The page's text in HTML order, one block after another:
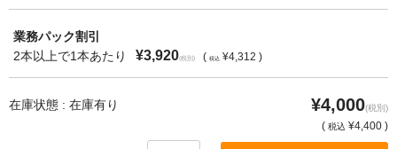
リサイクルトナーの評価
リサイクルトナーの選び方
リサイクルトナーを使える会社、使えない会社
業務パック割引
2本以上で1本あたり
¥3,920(税別) ( 税込 ¥4,312 )
在庫状態 : 在庫有り ¥4,000(税別)
( 税込 ¥4,400 )